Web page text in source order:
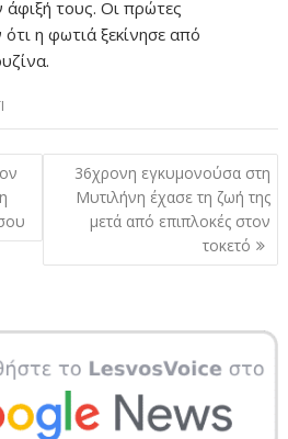
άφιξή τους. Οι πρώτες
η φωτιά ξεκίνησε από
36χρονη εγκυμονούσα στη
Μυτιλήνη έχασε τη ζωή της
μετά από επιπλοκές στον
τοκετό